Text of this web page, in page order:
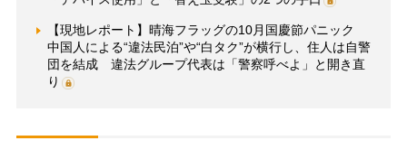
【現地レポート】晴海フラッグの10月国慶節パニック
中国人による“違法民泊”や“白タク”が横行し、住人は自警
団を結成 違法グループ代表は「警察呼べよ」と開き直
り